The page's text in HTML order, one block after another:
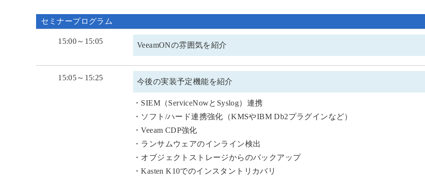
セミナープログラム
15:00～15:05 VeeamONの雰囲気を紹介
15:05～15:25 今後の実装予定機能を紹介
・SIEM（ServiceNowとSyslog）連携
・ソフト/ハード連携強化（KMSやIBM Db2プラグインなど）
・Veeam CDP強化
・ランサムウェアのインライン検出
・オブジェクトストレージからのバックアップ
・Kasten K10でのインスタントリカバリ